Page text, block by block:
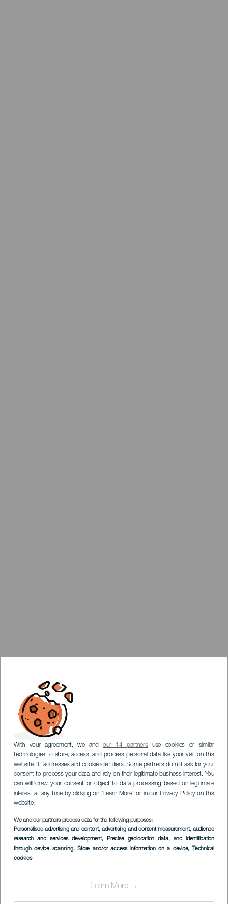
With your agreement, we andour 14 partnersuse cookies or similar
technologies to store, access, and process personal data like your visit on this
website, IP addresses and cookie identifiers. Some partners do not ask for your
consent to process your data and rely on their legitimate business interest. You
can withdraw your consent or object to data processing based on legitimate
interest at any time by clicking on “Learn More” or in our Privacy Policy on this
website.
We and our partners process data for the following purposes:
Personalised advertising and content, advertising and content measurement, audience
research and services development, Precise geolocation data, and identification
through device scanning, Store and/or access information on a device, Technical
cookies
Learn More →